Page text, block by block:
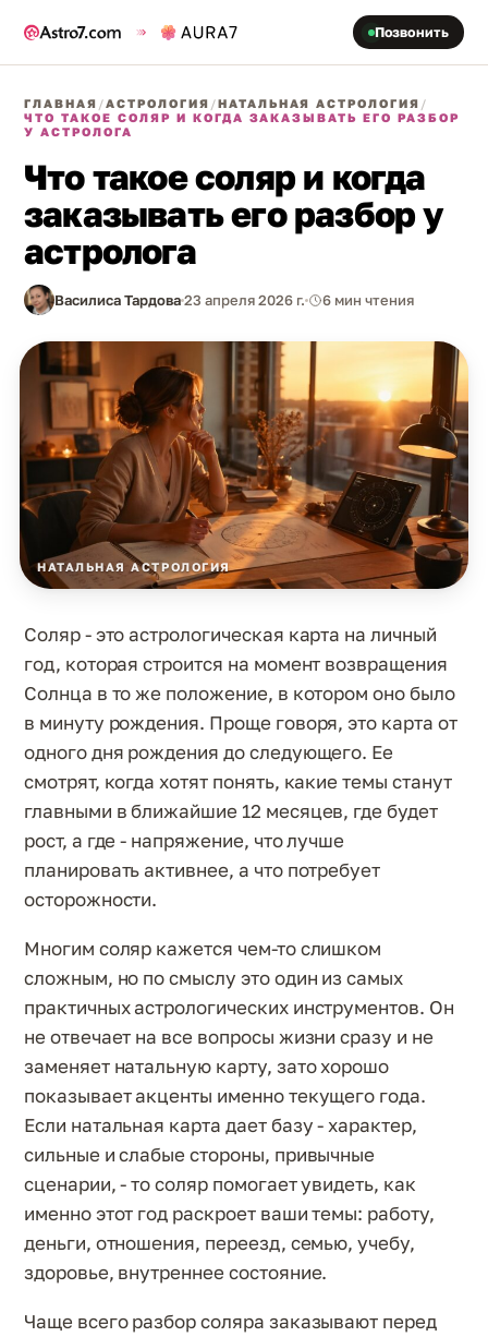
Позвонить
ГЛАВНАЯ /АСТРОЛОГИЯ /НАТАЛЬНАЯ АСТРОЛОГИЯ /
ЧТО ТАКОЕ СОЛЯР И КОГДА ЗАКАЗЫВАТЬ ЕГО РАЗБОР
У АСТРОЛОГА
Что такое соляр и когда
заказывать его разбор у
астролога
Василиса Тардова23 апреля 2026 г. 6 мин чтения
НАТАЛЬНАЯ АСТРОЛОГИЯ
Соляр - это астрологическая карта на личный
год, которая строится на момент возвращения
Солнца в то же положение, в котором оно было
в минуту рождения. Проще говоря, это карта от
одного дня рождения до следующего. Ее
смотрят, когда хотят понять, какие темы станут
главными в ближайшие 12 месяцев, где будет
рост, а где - напряжение, что лучше
планировать активнее, а что потребует
осторожности.
Многим соляр кажется чем-то слишком
сложным, но по смыслу это один из самых
практичных астрологических инструментов. Он
не отвечает на все вопросы жизни сразу и не
заменяет натальную карту, зато хорошо
показывает акценты именно текущего года.
Если натальная карта дает базу - характер,
сильные и слабые стороны, привычные
сценарии, - то соляр помогает увидеть, как
именно этот год раскроет ваши темы: работу,
деньги, отношения, переезд, семью, учебу,
здоровье, внутреннее состояние.
Чаще всего разбор соляра заказывают перед